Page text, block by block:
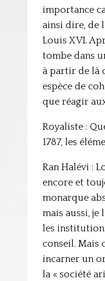
importance
ainsi dire, de
Louis XVI.
tombe dans
à partir de là
espèce de
que réagir
Royaliste :
1787, les
Ran Halévi :
encore et
monarque
mais aussi, je
les
conseil. Mais
incarner un
la « société